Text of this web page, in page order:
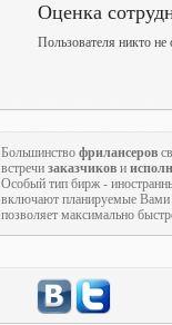
Оценка
Пользователя никто не
Большинство фрилансеров
встречи заказчиков и
Особый тип бирж -
включают планируемые Вами
позволяет максимально